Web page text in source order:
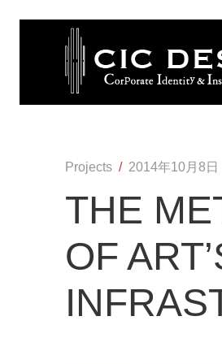
Projects / 2014年10月8日
THE
OF